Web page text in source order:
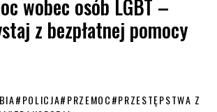
wobec osób LGBT –
z bezpłatnej pomocy
#POLICJA#PRZEMOC#PRZESTĘPSTWA Z